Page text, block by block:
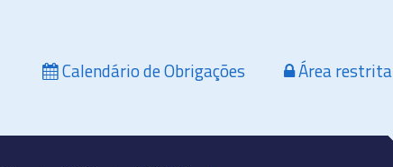
Calendário de Obrigações Área restrita